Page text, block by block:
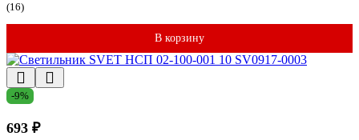
(16)
В корзину
-9%
693 ₽